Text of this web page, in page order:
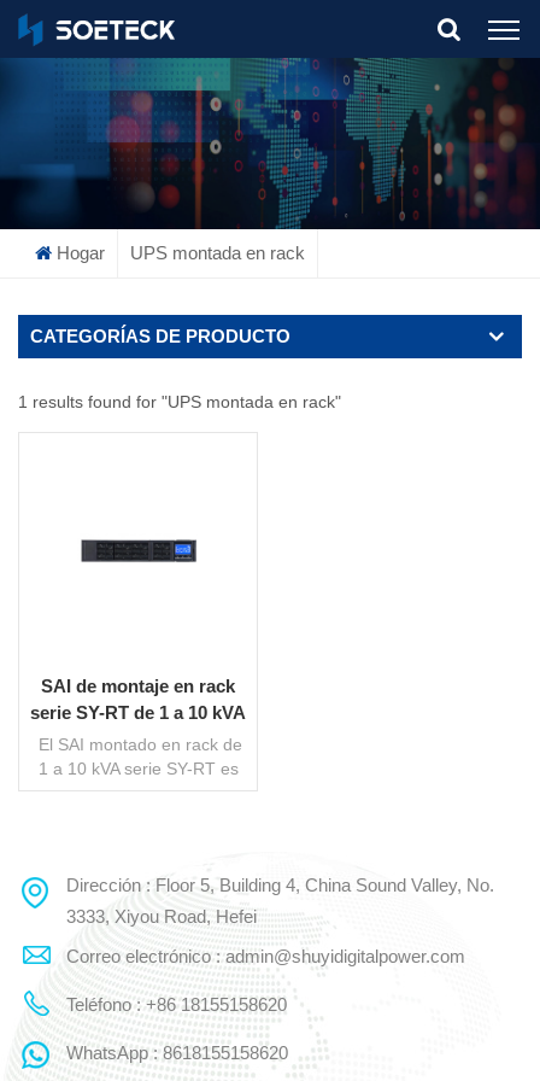
What Are You Looking For?
Hogar UPS montada en rack
CATEGORÍAS DE PRODUCTO
1 results found for "UPS montada en rack"
SAI de montaje en rack
serie SY-RT de 1 a 10 kVA
El SAI montado en rack de
1 a 10 kVA serie SY-RT es
de alta confiabilidad UPS en
finanzas, las
comunicaciones, la
educación, la salud y más,
con... conversión dual en
línea Control por
microprocesador. Amplio
rango de voltaje de entrada
y compatibilidad con
LEE MAS
Dirección : Floor 5, Building 4, China Sound Valley, No.
3333, Xiyou Road, Hefei
Correo electrónico : admin@shuyidigitalpower.com
Teléfono : +86 18155158620
WhatsApp : 8618155158620